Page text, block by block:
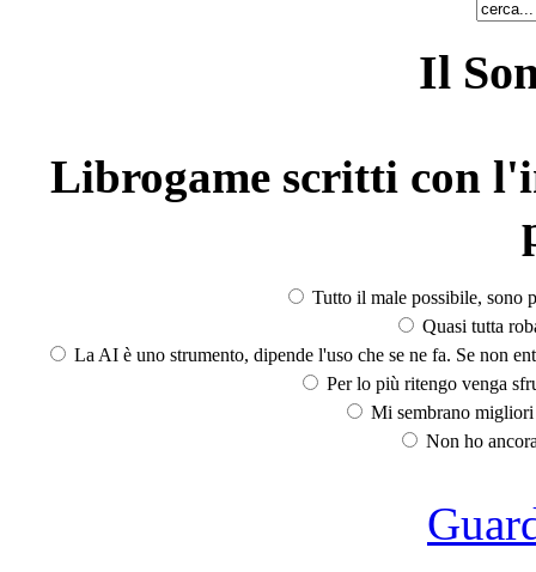
Il
Librogame scritti con
Tutto il male possibile, sono
Quasi tutta
La AI è uno strumento, dipende l'uso che se ne fa. Se non
Per lo più ritengo venga
Mi sembrano
Non ho